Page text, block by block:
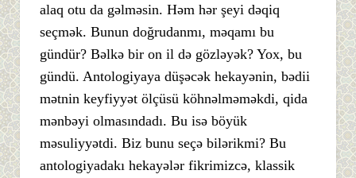
alaq otu da gəlməsin. Həm hər şeyi dəqiq
seçmək. Bunun doğrudanmı, məqamı bu
gündür? Bəlkə bir on il də gözləyək? Yox, bu
gündü. Antologiyaya düşəcək hekayənin, bədii
mətnin keyfiyyət ölçüsü köhnəlməməkdi, qida
mənbəyi olmasındadı. Bu isə böyük
məsuliyyətdi. Biz bunu seçə bilərikmi? Bu
antologiyadakı hekayələr fikrimizcə, klassik